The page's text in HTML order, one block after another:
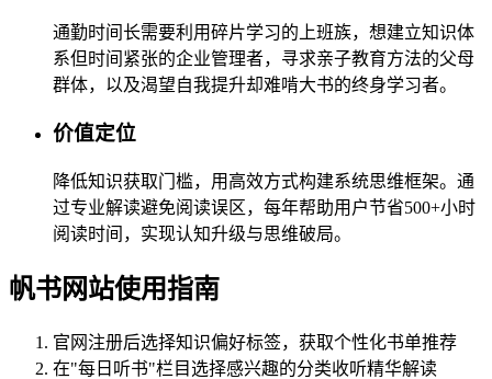
通勤时间长需要利用碎片学习的上班族，想建立知识体
系但时间紧张的企业管理者，寻求亲子教育方法的父母
群体，以及渴望自我提升却难啃大书的终身学习者。
价值定位
降低知识获取门槛，用高效方式构建系统思维框架。通
过专业解读避免阅读误区，每年帮助用户节省500+小时
阅读时间，实现认知升级与思维破局。
帆书网站使用指南
官网注册后选择知识偏好标签，获取个性化书单推荐
在"每日听书"栏目选择感兴趣的分类收听精华解读